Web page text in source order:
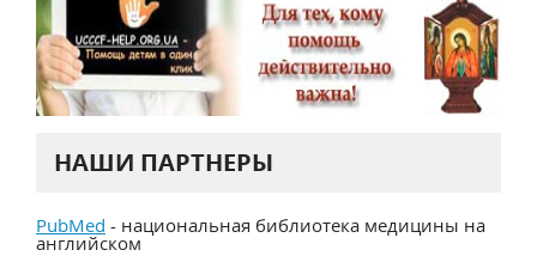
НАШИ ПАРТНЕРЫ
PubMed - национальная библиотека медицины на
английском